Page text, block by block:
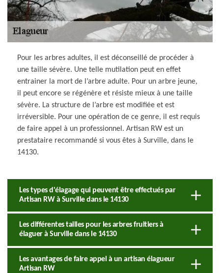
Pour les arbres adultes, il est déconseillé de procéder à
une taille sévère. Une telle mutilation peut en effet
entrainer la mort de l’arbre adulte. Pour un arbre jeune,
il peut encore se régénère et résiste mieux à une taille
sévère. La structure de l’arbre est modifiée et est
irréversible. Pour une opération de ce genre, il est requis
de faire appel à un professionnel. Artisan RW est un
prestataire recommandé si vous êtes à Surville, dans le
14130.
Les types d'élagage qui peuvent être effectués par
Artisan RW à Surville dans le 14130
Les différentes tailles pour les arbres fruitiers à
élaguer à Surville dans le 14130
Les avantages de faire appel à un artisan élagueur
Artisan RW